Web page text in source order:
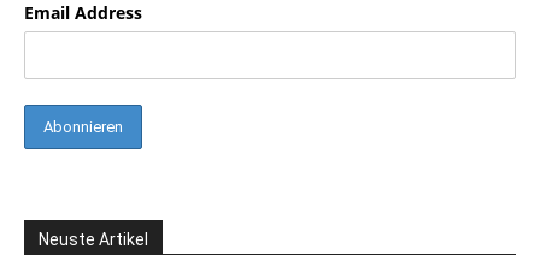
Email Address
Neuste Artikel